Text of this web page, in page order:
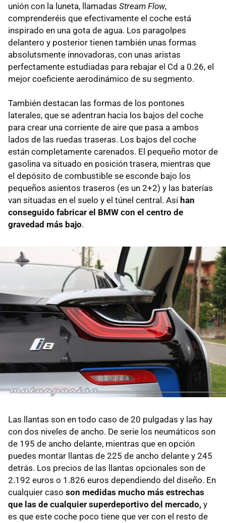
unión con la luneta, llamadas Stream Flow,
comprenderéis que efectivamente el coche está
inspirado en una gota de agua. Los paragolpes
delantero y posterior tienen también unas formas
absolutsmente innovadoras, con unas aristas
perfectamente estudiadas para rebajar el Cd a 0.26, el
mejor coeficiente aerodinámico de su segmento.
También destacan las formas de los pontones
laterales, que se adentran hacia los bajos del coche
para crear una corriente de aire que pasa a ambos
lados de las ruedas traseras. Los bajos del coche
están completamente carenados. El pequeño motor de
gasolina va situado en posición trasera, mientras que
el depósito de combustible se esconde bajo los
pequeños asientos traseros (es un 2+2) y las baterías
van situadas en el suelo y el túnel central. Asíhan
conseguido fabricar el BMW con el centro de
gravedad más bajo.
Las llantas son en todo caso de 20 pulgadas y las hay
con dos niveles de ancho. De serie los neumáticos son
de 195 de ancho delante, mientras que en opción
puedes montar llantas de 225 de ancho delante y 245
detrás. Los precios de las llantas opcionales son de
2.192 euros o 1.826 euros dependiendo del diseño. En
cualquier caso son medidas mucho más estrechas
que las de cualquier superdeportivo del mercado, y
es que este coche poco tiene que ver con el resto de